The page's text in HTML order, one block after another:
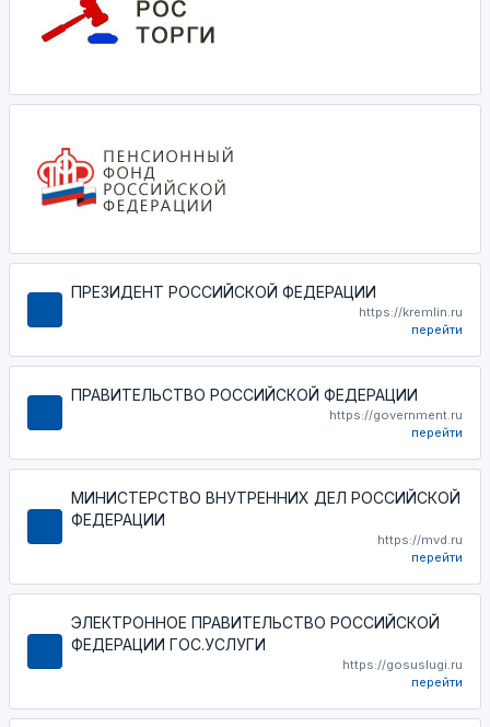
ПРЕЗИДЕНТ РОССИЙСКОЙ ФЕДЕРАЦИИ
https://kremlin.ru
перейти
ПРАВИТЕЛЬСТВО РОССИЙСКОЙ ФЕДЕРАЦИИ
https://government.ru
перейти
МИНИСТЕРСТВО ВНУТРЕННИХ ДЕЛ РОССИЙСКОЙ
ФЕДЕРАЦИИ
https://mvd.ru
перейти
ЭЛЕКТРОННОЕ ПРАВИТЕЛЬСТВО РОССИЙСКОЙ
ФЕДЕРАЦИИ ГОС.УСЛУГИ
https://gosuslugi.ru
перейти